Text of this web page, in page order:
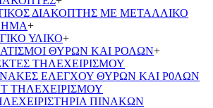
ΔΙΑΚΟΠΤΗΣ ΜΕ ΜΕΤΑΛΛΙΚΟ
+
ΥΛΙΚΟ+
ΘΥΡΩΝ ΚΑΙ ΡΟΛΩΝ+
ΤΗΛΕΧΕΙΡΙΣΜΟΥ
ΕΛΕΓΧΟΥ ΘΥΡΩΝ ΚΑΙ Ρ0ΛΩΝ
ΤΗΛΕΧΕΙΡΙΣΜΟΥ
ΠΙΝΑΚΩΝ